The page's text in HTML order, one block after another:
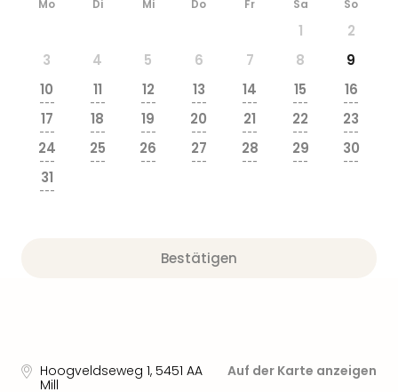
Mo Di Mi Do Fr Sa So
1
2
3
4 5 6 7 8
9
10
---
11
---
12
---
13
---
14
---
15
---
16
---
17
---
18
---
19
---
20
---
21
---
22
---
23
---
24
---
25
---
26
---
27
---
28
---
29
---
30
---
31
---
Bestätigen
Hoogveldseweg 1, 5451 AA
Mill
Auf der Karte anzeigen